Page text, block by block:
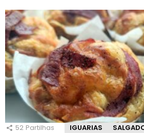
52 Partilhas IGUARIAS